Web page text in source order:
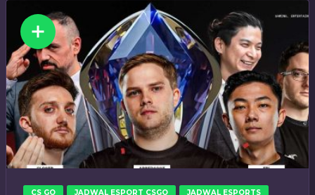
CS GO JADWAL ESPORT CSGO JADWAL ESPORTS